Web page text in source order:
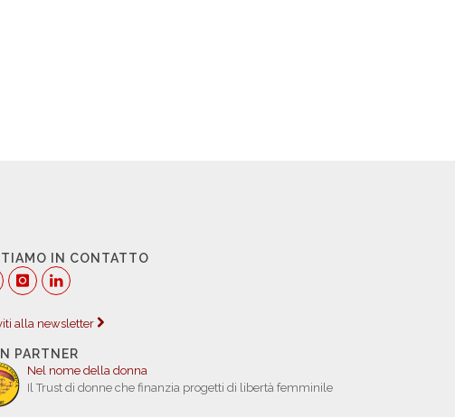
IN CONTATTO
alla newsletter
PARTNER
Nel nome della donna
Il Trust di donne che finanzia progetti di libertà femminile